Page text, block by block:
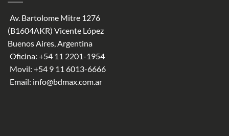
Av. Bartolome Mitre 1276
(B1604AKR) Vicente López
Buenos Aires, Argentina
Oficina: +54 11 2201-1954
Movil: +54 9 11 6013-6666
Email: info@bdmax.com.ar